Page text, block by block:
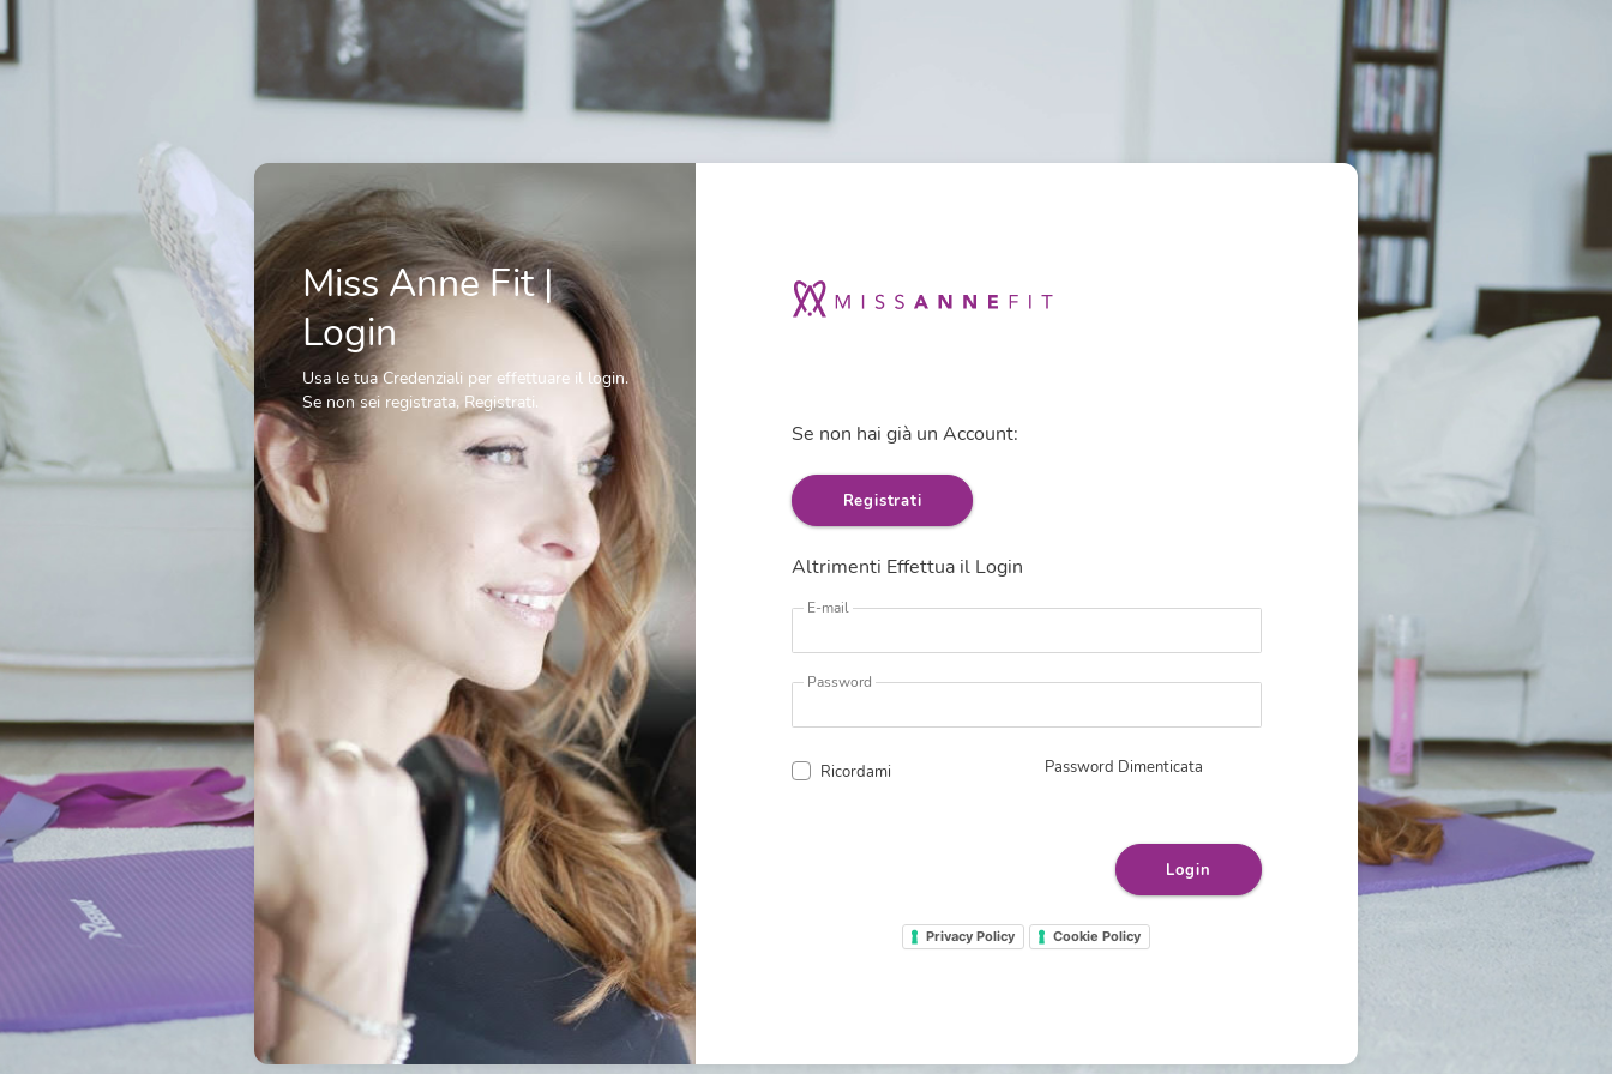
Miss Anne Fit |
Login
Usa le tua Credenziali per effettuare il login.
Se non sei registrata, Registrati.
Se non hai già un Account:
Registrati
Altrimenti Effettua il Login
E-mail
Password
Ricordami Password Dimenticata
Privacy Policy Cookie Policy